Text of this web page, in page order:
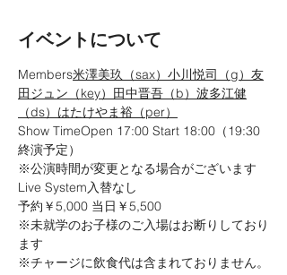
イベントについて
Members米澤美玖（sax） 小川悦司（g） 友
田ジュン（key） 田中晋吾（b） 波多江健
（ds） はたけやま裕（per）
Show TimeOpen 17:00 Start 18:00（19:30
終演予定）
※公演時間が変更となる場合がございます
Live System入替なし
予約￥5,000 当日￥5,500
※未就学のお子様のご入場はお断りしており
ます
※チャージに飲食代は含まれておりません。